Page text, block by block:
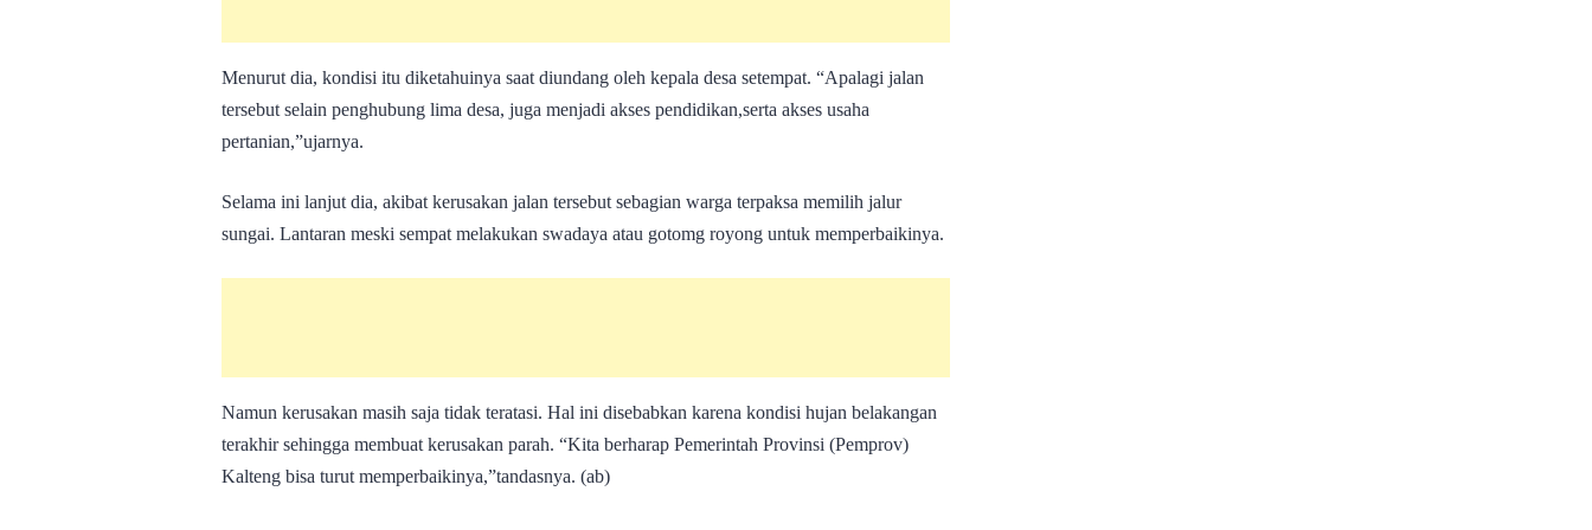
Menurut dia, kondisi itu diketahuinya saat diundang oleh kepala desa setempat. “Apalagi jalan
tersebut selain penghubung lima desa, juga menjadi akses pendidikan,serta akses usaha
pertanian,”ujarnya.
Selama ini lanjut dia, akibat kerusakan jalan tersebut sebagian warga terpaksa memilih jalur
sungai. Lantaran meski sempat melakukan swadaya atau gotomg royong untuk memperbaikinya.
Namun kerusakan masih saja tidak teratasi. Hal ini disebabkan karena kondisi hujan belakangan
terakhir sehingga membuat kerusakan parah. “Kita berharap Pemerintah Provinsi (Pemprov)
Kalteng bisa turut memperbaikinya,”tandasnya. (ab)